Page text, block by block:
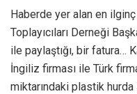
Haberde yer alan en ilginç
Toplayıcıları Derneği
ile paylaştığı, bir fatura…
İngiliz firması ile Türk
miktarındaki plastik hurda